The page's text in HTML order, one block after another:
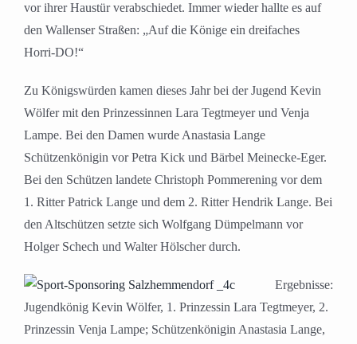
vor ihrer Haustür verabschiedet. Immer wieder hallte es auf
den Wallenser Straßen: „Auf die Könige ein dreifaches
Horri-DO!“
Zu Königswürden kamen dieses Jahr bei der Jugend Kevin
Wölfer mit den Prinzessinnen Lara Tegtmeyer und Venja
Lampe. Bei den Damen wurde Anastasia Lange
Schützenkönigin vor Petra Kick und Bärbel Meinecke-Eger.
Bei den Schützen landete Christoph Pommerening vor dem
1. Ritter Patrick Lange und dem 2. Ritter Hendrik Lange. Bei
den Altschützen setzte sich Wolfgang Dümpelmann vor
Holger Schech und Walter Hölscher durch.
Ergebnisse:
Jugendkönig Kevin Wölfer, 1. Prinzessin Lara Tegtmeyer, 2.
Prinzessin Venja Lampe; Schützenkönigin Anastasia Lange,